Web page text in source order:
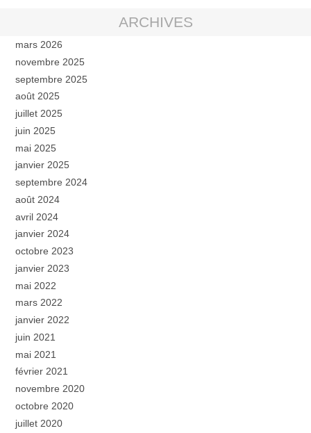
ARCHIVES
mars 2026
novembre 2025
septembre 2025
août 2025
juillet 2025
juin 2025
mai 2025
janvier 2025
septembre 2024
août 2024
avril 2024
janvier 2024
octobre 2023
janvier 2023
mai 2022
mars 2022
janvier 2022
juin 2021
mai 2021
février 2021
novembre 2020
octobre 2020
juillet 2020